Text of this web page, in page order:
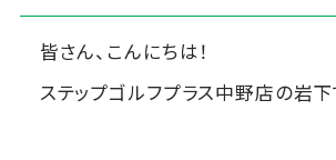
皆さん、こんにちは！
ステップゴルフプラス中野店の岩下